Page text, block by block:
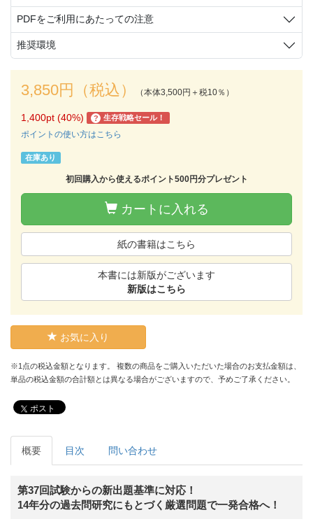
PDFをご利用にあたっての注意
推奨環境
3,850円（税込） （本体3,500円＋税10％）
1,400pt (40%) ? 生存戦略セール！
ポイントの使い方はこちら
在庫あり
初回購入から使えるポイント500円分プレゼント
カートに入れる
紙の書籍はこちら
本書には新版がございます
新版はこちら
お気に入り
※1点の税込金額となります。 複数の商品をご購入いただいた場合のお支払金額は、
単品の税込金額の合計額とは異なる場合がございますので、予めご了承ください。
ポスト
概要 目次 問い合わせ
第37回試験からの新出題基準に対応！
14年分の過去問研究にもとづく厳選問題で一発合格へ！